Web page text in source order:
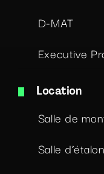
D-MAT
Executive
Location
Salle de
Salle